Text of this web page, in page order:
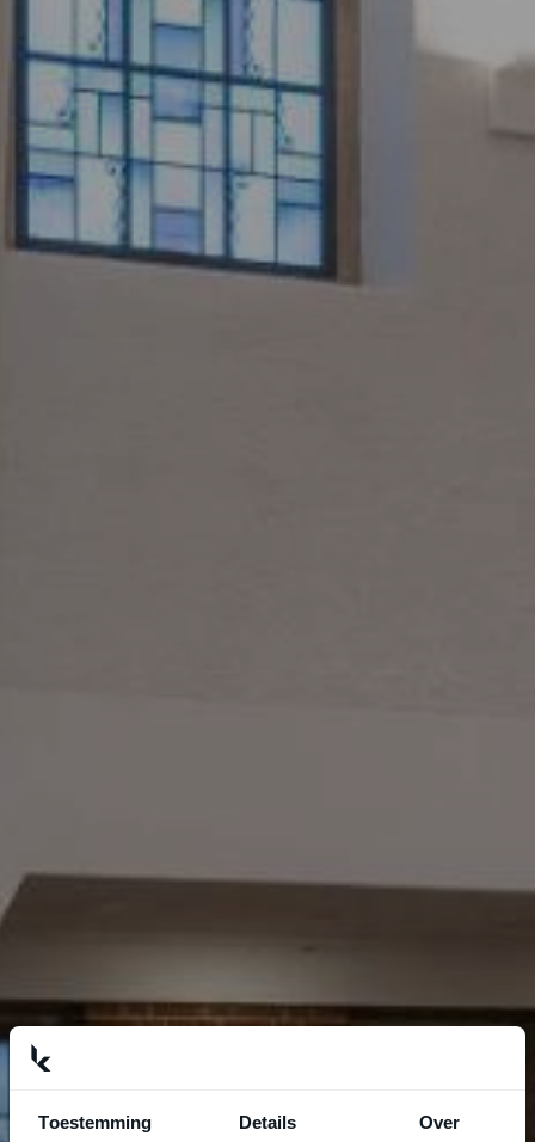
Toestemming Details Over